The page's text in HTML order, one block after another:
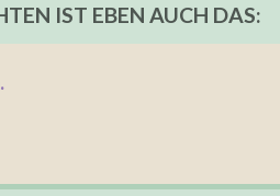
IST EBEN AUCH DAS: